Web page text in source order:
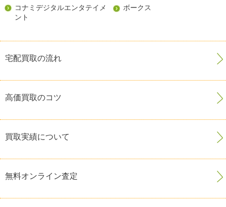
コナミデジタルエンタテイメ
ント
ボークス
宅配買取の流れ
高価買取のコツ
買取実績について
無料オンライン査定